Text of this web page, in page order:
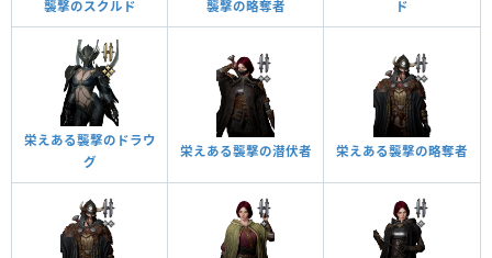
襲撃のスクルド
襲撃の略奪者
ド
栄えある襲撃のドラウ
グ
栄えある襲撃の潜伏者 栄えある襲撃の略奪者